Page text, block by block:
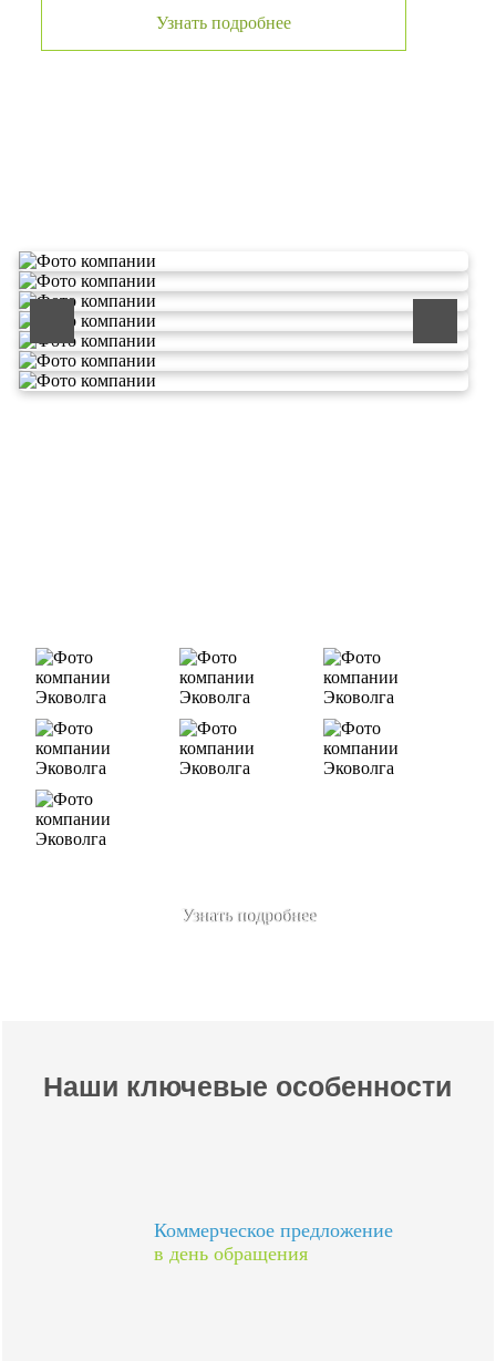
Узнать подробнее
ООО «ЭКОВОЛГА» является современной и
Узнать подробнее
Наши ключевые особенности
Коммерческое предложение
в день обращения